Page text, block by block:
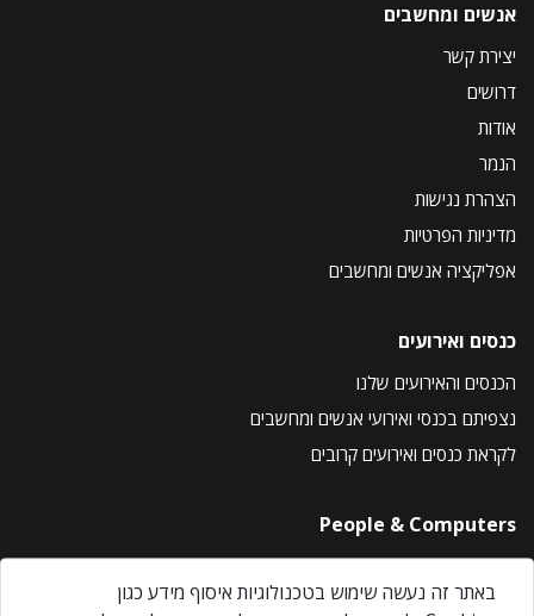
אנשים ומחשבים
יצירת קשר
דרושים
אודות
הנמר
הצהרת נגישות
מדיניות הפרטיות
אפליקציה אנשים ומחשבים
כנסים ואירועים
הכנסים והאירועים שלנו
נצפיתם בכנסי ואירועי אנשים ומחשבים
לקראת כנסים ואירועים קרובים
People & Computers
About Us
Privacy Policy
באתר זה נעשה שימוש בטכנולוגיות איסוף מידע כגון